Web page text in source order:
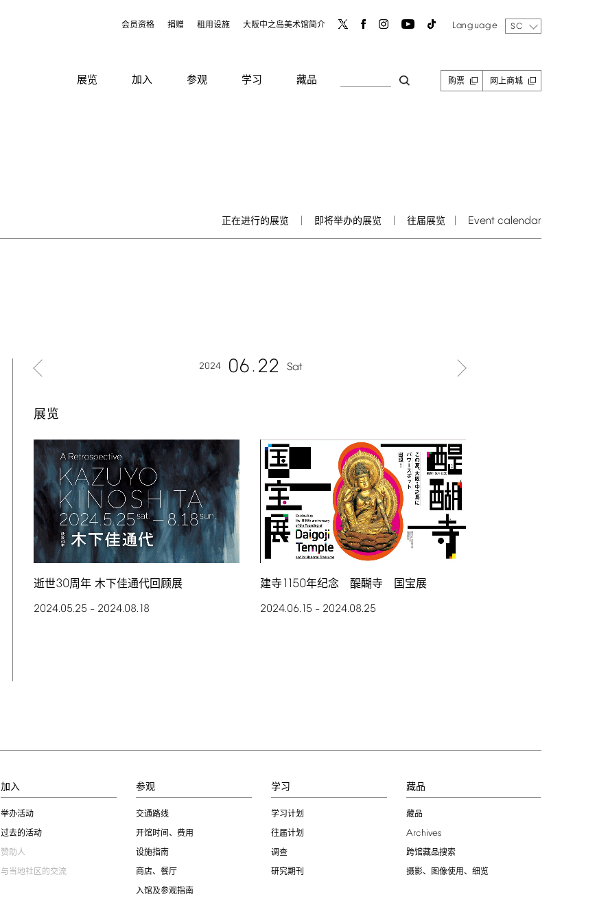
会员资格 捐赠 租用设施 大阪中之岛美术馆简介 Language SC
展览 加入 参观 学习 藏品 购票 网上商城
正在进行的展览 即将举办的展览 往届展览 Event calendar
2024 06 22 Sat
展览
逝世30周年 木下佳通代回顾展
2024.05.25 – 2024.08.18
建寺1150年纪念 醍醐寺 国宝展
2024.06.15 – 2024.08.25
加入
举办活动
过去的活动
赞助人
与当地社区的交流
参观
交通路线
开馆时间、费用
设施指南
商店、餐厅
入馆及参观指南
学习
学习计划
往届计划
调查
研究期刊
藏品
藏品
Archives
跨馆藏品搜索
摄影、图像使用、细览